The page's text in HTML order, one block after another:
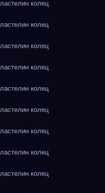
колец
колец
колец
колец
колец
колец
колец
колец
колец